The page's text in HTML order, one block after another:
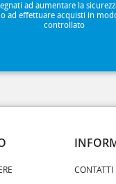
ad aumentare la
ad effettuare acquisti in
controllato
CONTATTI